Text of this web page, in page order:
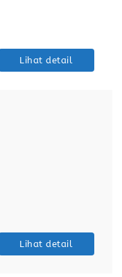
Lihat detail
Lihat detail